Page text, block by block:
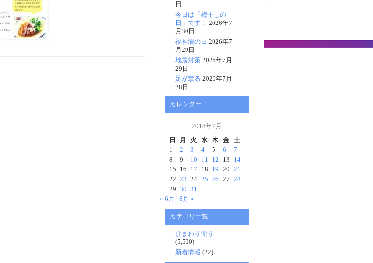
日
今日は「梅干しの
日」です！ 2026年7
月30日
福神漬の日 2026年7
月29日
地震対策 2026年7月
29日
足が攣る 2026年7月
28日
カレンダー
2018年7月
日
月 火 水 木 金
土
1
2 3 4 5 6
7
8
9 10 11 12 13
14
15
16 17 18 19 20
21
22 23 24 25 26 27
28
29 30
31
« 6月
8月 »
カテゴリ一覧
ひまわり便り
(5,500)
新着情報 (22)